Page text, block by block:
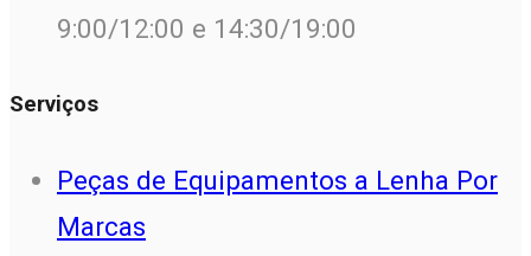
9:00/12:00 e 14:30/19:00
Serviços
Peças de Equipamentos a Lenha Por
Marcas